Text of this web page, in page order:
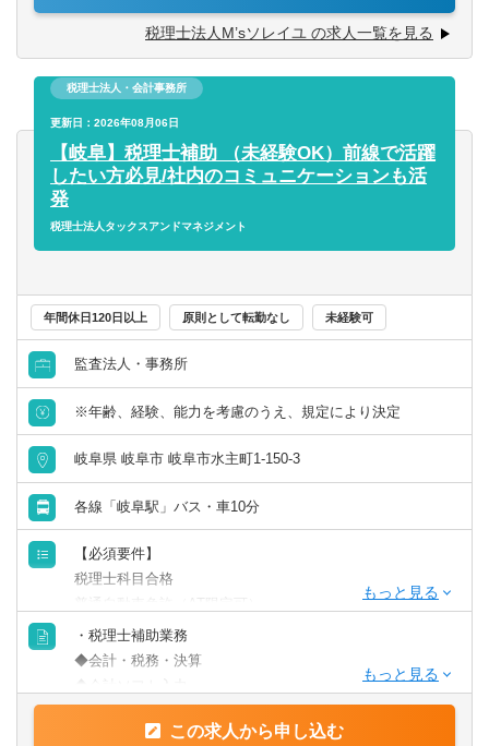
【歓迎資格／スキル】
簿記資格・FP・税理士科目合格者
ITツールやAIに強い方
【求める人材】
誠実さがある方
感謝ができる方
・企業の成長支援（財務分析、経営アドバイスなど）
・いきなり担当を持つのではなく、先輩の補助や同行から
スタートします。
・個々の成長スピードに応じて、少しずつ担当企業を増や
していきます。
税理士法人M’sソレイユ の求人一覧を見る
税理士法人・会計事務所
更新日：2026年08月06日
【岐阜】税理士補助 （未経験OK）前線で活躍
したい方必見/社内のコミュニケーションも活
発
税理士法人タックスアンドマネジメント
年間休日120日以上 原則として転勤なし 未経験可
監査法人・事務所
※年齢、経験、能力を考慮のうえ、規定により決定
岐阜県 岐阜市 岐阜市水主町1-150-3
各線「岐阜駅」バス・車10分
【必須要件】
税理士科目合格
普通自動車免許（AT限定可）
【歓迎要件】
税理士事務所経験者
向上心・向学心を持ち、自分を高めていきたい方
お客様や社内でのコミュニケーションを大切にできる方
・税理士補助業務
◆会計・税務・決算
◆会計ソフト入力
◆自計化指導
この求人から申し込む